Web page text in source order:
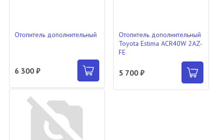
Отопитель дополнительный
6 300 ₽
Отопитель дополнительный
Toyota Estima ACR40W 2AZ-
FE
5 700 ₽